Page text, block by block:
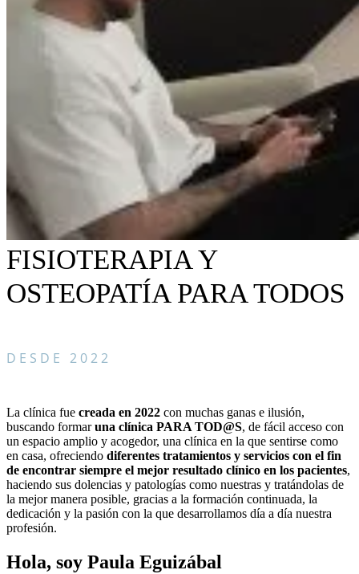
FISIOTERAPIA Y
OSTEOPATÍA PARA TODOS
DESDE 2022
La clínica fue creada en 2022 con muchas ganas e ilusión,
buscando formaruna clínica PARA TOD@S, de fácil acceso con
un espacio amplio y acogedor, una clínica en la que sentirse como
en casa, ofreciendo diferentes tratamientos y servicios con el fin
de encontrar siempre el mejor resultado clínico en los pacientes,
haciendo sus dolencias y patologías como nuestras y tratándolas de
la mejor manera posible, gracias a la formación continuada, la
dedicación y la pasión con la que desarrollamos día a día nuestra
profesión.
Hola, soy Paula Eguizábal